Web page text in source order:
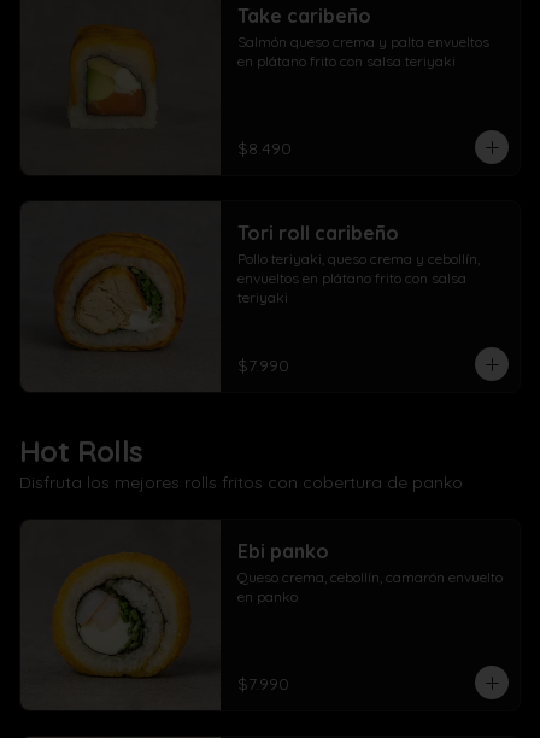
Take caribeño
Salmón queso crema y palta envueltos
en plátano frito con salsa teriyaki
$8.490
Tori roll caribeño
Pollo teriyaki, queso crema y cebollín,
envueltos en plátano frito con salsa
teriyaki
$7.990
Hot Rolls
Disfruta los mejores rolls fritos con cobertura de panko
Ebi panko
Queso crema, cebollín, camarón envuelto
en panko
$7.990